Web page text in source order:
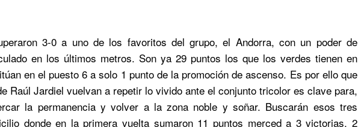
3-0 a uno de los favoritos del grupo, el Andorra, con un poder de
en los últimos metros. Son ya 29 puntos los que los verdes tienen en
en el puesto 6 a solo 1 punto de la promoción de ascenso. Es por ello que
Raúl Jardiel vuelvan a repetir lo vivido ante el conjunto tricolor es clave para,
la permanencia y volver a la zona noble y soñar. Buscarán esos tres
donde en la primera vuelta sumaron 11 puntos merced a 3 victorias, 2